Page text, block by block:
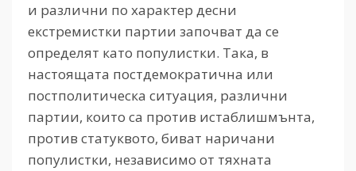
и различни по характер десни
екстремистки партии започват да се
определят като популистки. Така, в
настоящата постдемократична или
постполитическа ситуация, различни
партии, които са против истаблишмънта,
против статуквото, биват наричани
популистки, независимо от тяхната